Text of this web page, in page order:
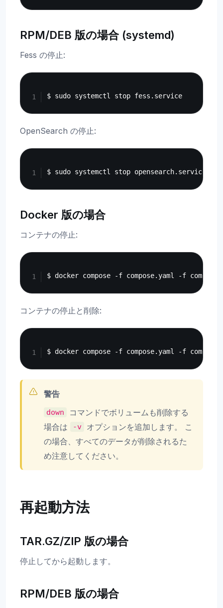
RPM/DEB 版の場合 (systemd)
Fess の停止:
OpenSearch の停止:
Docker 版の場合
コンテナの停止:
コンテナの停止と削除:
警告
down
コマンドでボリュームも削除する
場合は
-v
オプションを追加します。 こ
の場合、すべてのデータが削除されるた
め注意してください。
再起動方法
TAR.GZ/ZIP 版の場合
停止してから起動します。
RPM/DEB 版の場合